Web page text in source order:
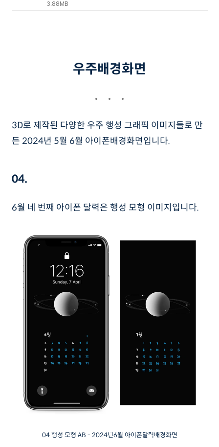
3.88MB
우주배경화면
3D로 제작된 다양한 우주 행성 그래픽 이미지들로 만
든 2024년 5월 6월 아이폰배경화면입니다.
04.
6월 네 번째 아이폰 달력은 행성 모형 이미지입니다.
04 행성 모형 AB - 2024년6월 아이폰달력배경화면